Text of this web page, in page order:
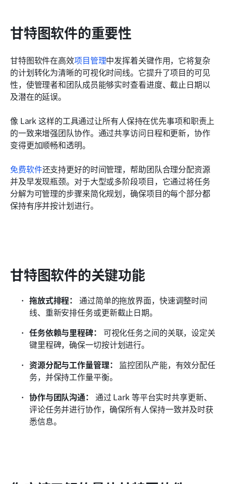
甘特图软件的重要性
甘特图软件在高效项目管理中发挥着关键作用，它将复杂
的计划转化为清晰的可视化时间线。它提升了项目的可见
性，使管理者和团队成员能够实时查看进度、截止日期以
及潜在的延误。
像 Lark 这样的工具通过让所有人保持在优先事项和职责上
的一致来增强团队协作。通过共享访问日程和更新，协作
变得更加顺畅和透明。
免费软件还支持更好的时间管理，帮助团队合理分配资源
并及早发现瓶颈。对于大型或多阶段项目，它通过将任务
分解为可管理的步骤来简化规划，确保项目的每个部分都
保持有序并按计划进行。
甘特图软件的关键功能
拖放式排程： 通过简单的拖放界面，快速调整时间
线、重新安排任务或更新截止日期。
任务依赖与里程碑：
可视化任务之间的关联，设定关
键里程碑，确保一切按计划进行。
资源分配与工作量管理：
监控团队产能，有效分配任
务，并保持工作量平衡。
协作与团队沟通： 通过 Lark 等平台实时共享更新、
评论任务并进行协作，确保所有人保持一致并及时获
悉信息。